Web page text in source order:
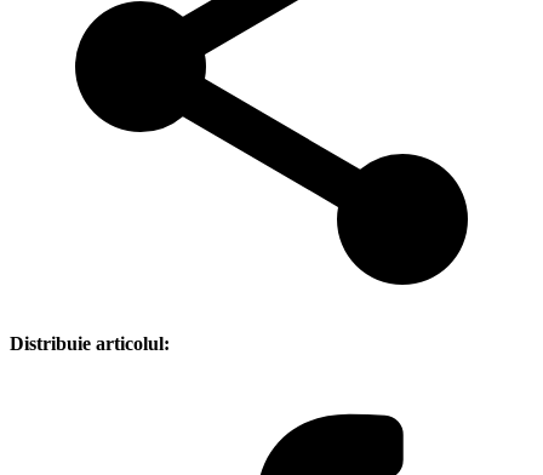
Distribuie articolul: